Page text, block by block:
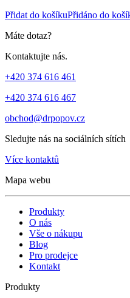
Přidat do košíkuPřidáno do
Máte dotaz?
Kontaktujte nás.
+420 374 616 461
+420 374 616 467
obchod@drpopov.cz
Sledujte nás na sociálních sítích
Více kontaktů
Mapa webu
Produkty
O nás
Vše o nákupu
Blog
Pro prodejce
Kontakt
Produkty